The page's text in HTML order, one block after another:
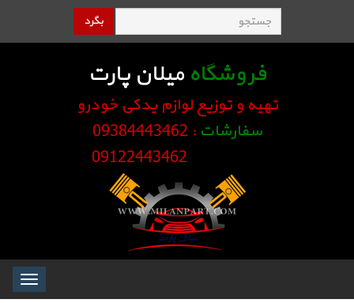
بگرد
فروشگاه میلان پارت
تهیه و توزیع لوازم یدکی خودرو
سفارشات : 09384443462
Toggle